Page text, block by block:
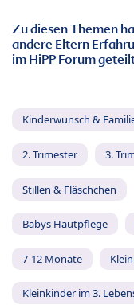
Zu diesen Themen
andere Eltern
im HiPP Forum
Kinderwunsch &
2. Trimester 3.
Stillen & Fläschchen
Babys Hautpflege
7-12 Monate
Kleinkinder im 3.